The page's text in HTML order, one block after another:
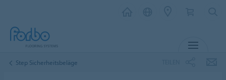
Step Sicherheitsbeläge